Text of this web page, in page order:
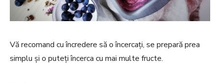
Vă recomand cu încredere să o încercați, se prepară prea
simplu și o puteți încerca cu mai multe fructe.